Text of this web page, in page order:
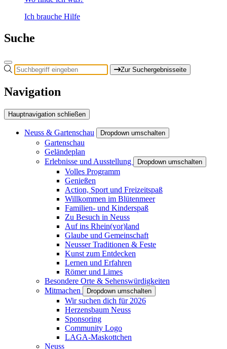
Ich brauche Hilfe
Suche
Zur Suchergebnisseite
Navigation
Hauptnavigation schließen
Neuss & Gartenschau Dropdown umschalten
Gartenschau
Geländeplan
Erlebnisse und Ausstellung
Dropdown umschalten
Volles Programm
Genießen
Action, Sport und Freizeitspaß
Willkommen im Blütenmeer
Familien- und Kinderspaß
Zu Besuch in Neuss
Auf ins Rhein(vor)land
Glaube und Gemeinschaft
Neusser Traditionen & Feste
Kunst zum Entdecken
Lernen und Erfahren
Römer und Limes
Besondere Orte & Sehenswürdigkeiten
Mitmachen
Dropdown umschalten
Wir suchen dich für 2026
Herzensbaum Neuss
Sponsoring
Community Logo
LAGA-Maskottchen
Neuss